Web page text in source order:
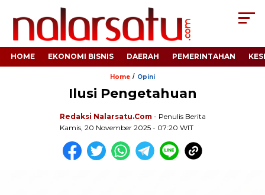
HOME EKONOMI BISNIS DAERAH PEMERINTAHAN
Home / Opini
Ilusi Pengetahuan
Redaksi Nalarsatu.com - Penulis Berita
Kamis, 20 November 2025 - 07:20 WIT